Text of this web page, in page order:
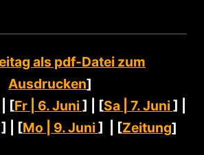
als pdf-Datei zum
Ausdrucken]
[Fr | 6. Juni ] | [Sa | 7. Juni ] |
] | [Mo | 9. Juni ] | [Zeitung]